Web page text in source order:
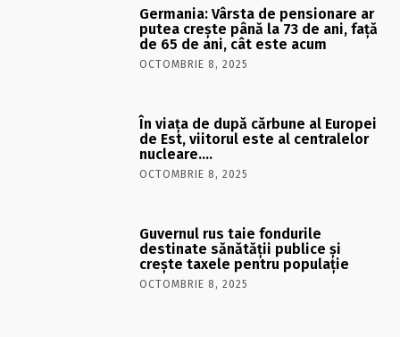
Germania: Vârsta de pensionare ar
putea crește până la 73 de ani, față
de 65 de ani, cât este acum
OCTOMBRIE 8, 2025
În viaţa de după cărbune al Europei
de Est, viitorul este al centralelor
nucleare….
OCTOMBRIE 8, 2025
Guvernul rus taie fondurile
destinate sănătății publice și
crește taxele pentru populație
OCTOMBRIE 8, 2025